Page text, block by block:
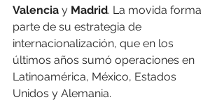
Valencia y Madrid. La movida forma
parte de su estrategia de
internacionalización, que en los
últimos años sumó operaciones en
Latinoamérica, México, Estados
Unidos y Alemania.